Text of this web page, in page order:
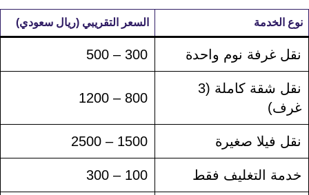
نوع الخدمة السعر التقريبي (ريال سعودي)
نقل غرفة نوم واحدة 300 – 500
نقل شقة كاملة (3
غرف)
800 – 1200
نقل فيلا صغيرة 1500 – 2500
خدمة التغليف فقط 100 – 300